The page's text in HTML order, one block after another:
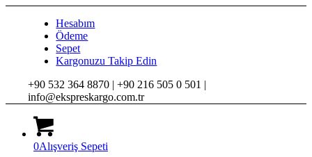
Hesabım
Ödeme
Sepet
Kargonuzu Takip Edin
+90 532 364 8870 |+90 216 505 0 501 |
info@ekspreskargo.com.tr
0Alışveriş Sepeti